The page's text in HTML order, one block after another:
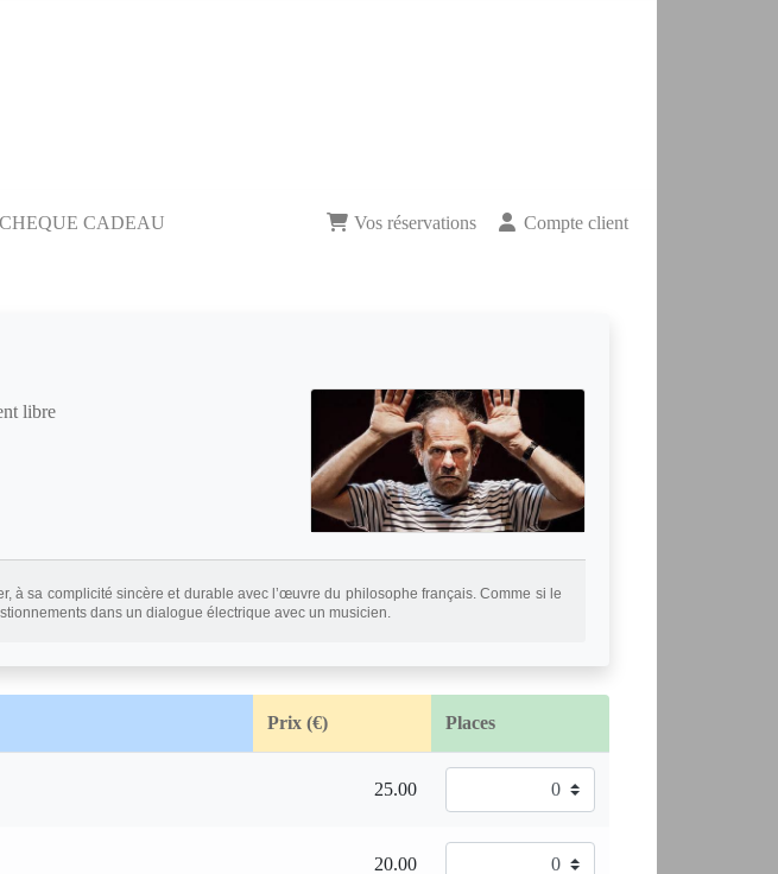
CHEQUE CADEAU Vos réservations Compte client
libre
à sa complicité sincère et durable avec l’œuvre du philosophe français. Comme si le
dans un dialogue électrique avec un musicien.
Prix (€) Places